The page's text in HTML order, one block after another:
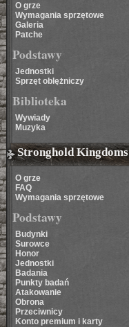
O grze
Wymagania sprzętowe
Galeria
Patche
Podstawy
Jednostki
Sprzęt oblężniczy
Biblioteka
Wywiady
Muzyka
Stronghold Kingdoms
O grze
FAQ
Wymagania sprzętowe
Podstawy
Budynki
Surowce
Honor
Jednostki
Badania
Punkty badań
Atakowanie
Obrona
Przeciwnicy
Konto premium i karty